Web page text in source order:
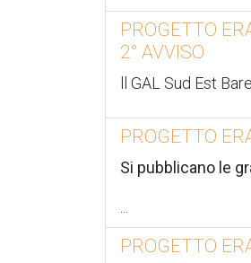
PROGETTO
2° AVVISO
ll GAL Sud Est
PROGETTO
Si pubblicano le
PROGETTO